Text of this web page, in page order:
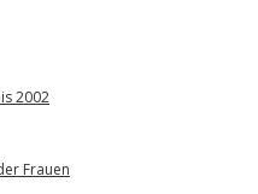
2002
Frauen